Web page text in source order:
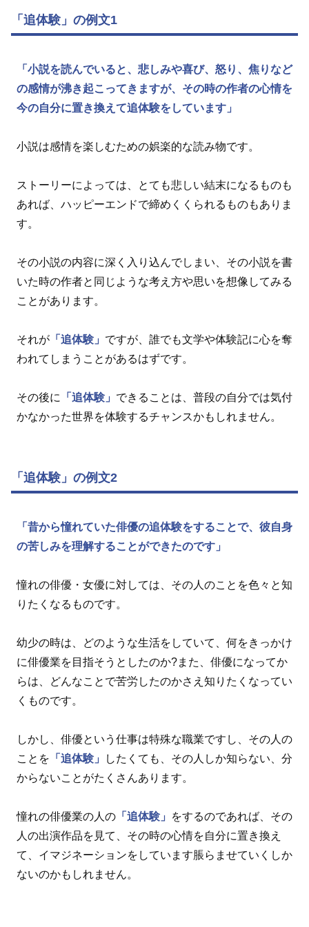
「追体験」の例文1
「小説を読んでいると、悲しみや喜び、怒り、焦りなど
の感情が沸き起こってきますが、その時の作者の心情を
今の自分に置き換えて追体験をしています」
小説は感情を楽しむための娯楽的な読み物です。
ストーリーによっては、とても悲しい結末になるものも
あれば、ハッピーエンドで締めくくられるものもありま
す。
その小説の内容に深く入り込んでしまい、その小説を書
いた時の作者と同じような考え方や思いを想像してみる
ことがあります。
それが 「追体験」 ですが、誰でも文学や体験記に心を奪
われてしまうことがあるはずです。
その後に 「追体験」 できることは、普段の自分では気付
かなかった世界を体験するチャンスかもしれません。
「追体験」の例文2
「昔から憧れていた俳優の追体験をすることで、彼自身
の苦しみを理解することができたのです」
憧れの俳優・女優に対しては、その人のことを色々と知
りたくなるものです。
幼少の時は、どのような生活をしていて、何をきっかけ
に俳優業を目指そうとしたのか?また、俳優になってか
らは、どんなことで苦労したのかさえ知りたくなってい
くものです。
しかし、俳優という仕事は特殊な職業ですし、その人の
ことを 「追体験」
したくても、その人しか知らない、分
からないことがたくさんあります。
憧れの俳優業の人の 「追体験」
をするのであれば、その
人の出演作品を見て、その時の心情を自分に置き換え
て、イマジネーションをしています脹らませていくしか
ないのかもしれません。